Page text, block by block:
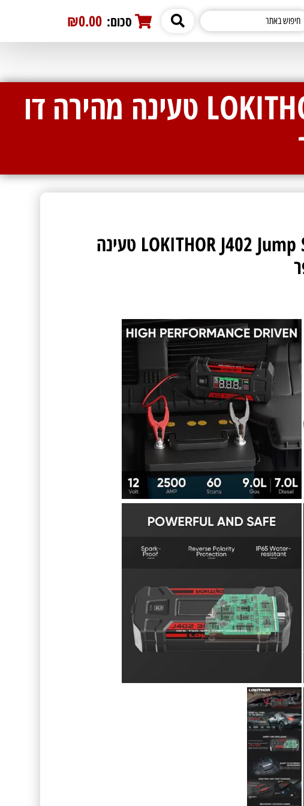
סכום: 0
₪0.00
בוסטר הנעה LOKITHOR J402 Jump Starter 100W טעינה מהירה דו
בוסטר הנעה LOKITHOR J402 Jump Starter 100W טעינה